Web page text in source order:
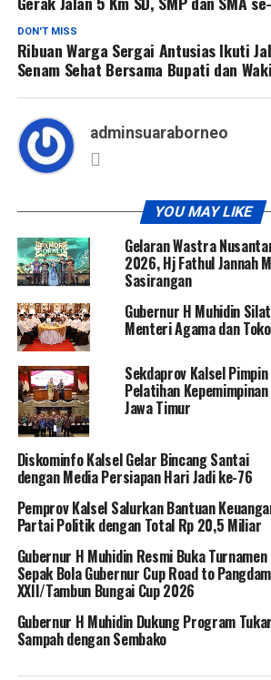
DON'T MISS
Ribuan Warga Sergai Antusias Ikuti
Senam Sehat Bersama Bupati dan
adminsuaraborneo
YOU MAY LIKE
Gelaran Wastra
2026, Hj Fathul Jannah
Sasirangan
Gubernur H Muhidin
Menteri Agama dan
Sekdaprov Kalsel
Pelatihan
Jawa Timur
Diskominfo Kalsel Gelar Bincang Santai
dengan Media Persiapan Hari Jadi ke-76
Pemprov Kalsel Salurkan Bantuan
Partai Politik dengan Total Rp 20,5 Miliar
Gubernur H Muhidin Resmi Buka Turnamen
Sepak Bola Gubernur Cup Road to Pangdam
XXII/Tambun Bungai Cup 2026
Gubernur H Muhidin Dukung Program Tukar
Sampah dengan Sembako